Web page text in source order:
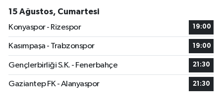
15 Ağustos, Cumartesi
Konyaspor - Rizespor
19:00
Kasımpaşa - Trabzonspor 19:00
Gençlerbirliği S.K. - Fenerbahçe 21:30
Gaziantep FK - Alanyaspor 21:30